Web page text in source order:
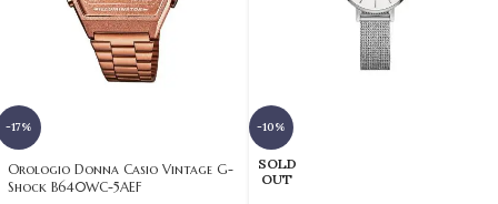
-17%
Orologio Donna Casio Vintage G-
Shock B640WC-5AEF
-10%
SOLD
OUT